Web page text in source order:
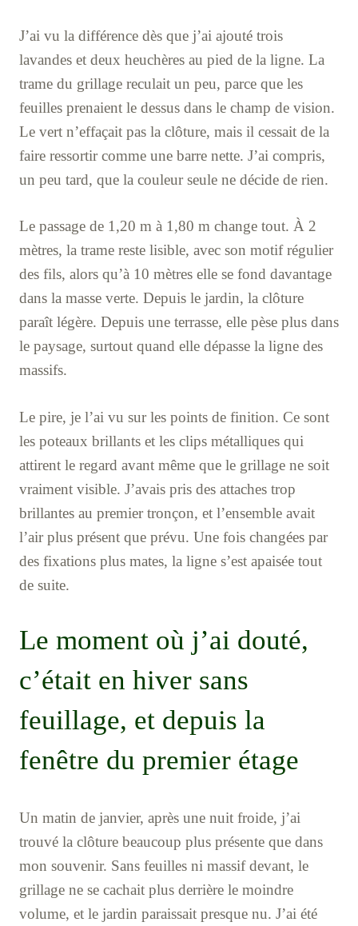
J’ai vu la différence dès que j’ai ajouté trois
lavandes et deux heuchères au pied de la ligne. La
trame du grillage reculait un peu, parce que les
feuilles prenaient le dessus dans le champ de vision.
Le vert n’effaçait pas la clôture, mais il cessait de la
faire ressortir comme une barre nette. J’ai compris,
un peu tard, que la couleur seule ne décide de rien.
Le passage de 1,20 m à 1,80 m change tout. À 2
mètres, la trame reste lisible, avec son motif régulier
des fils, alors qu’à 10 mètres elle se fond davantage
dans la masse verte. Depuis le jardin, la clôture
paraît légère. Depuis une terrasse, elle pèse plus dans
le paysage, surtout quand elle dépasse la ligne des
massifs.
Le pire, je l’ai vu sur les points de finition. Ce sont
les poteaux brillants et les clips métalliques qui
attirent le regard avant même que le grillage ne soit
vraiment visible. J’avais pris des attaches trop
brillantes au premier tronçon, et l’ensemble avait
l’air plus présent que prévu. Une fois changées par
des fixations plus mates, la ligne s’est apaisée tout
de suite.
Le moment où j’ai douté,
c’était en hiver sans
feuillage, et depuis la
fenêtre du premier étage
Un matin de janvier, après une nuit froide, j’ai
trouvé la clôture beaucoup plus présente que dans
mon souvenir. Sans feuilles ni massif devant, le
grillage ne se cachait plus derrière le moindre
volume, et le jardin paraissait presque nu. J’ai été